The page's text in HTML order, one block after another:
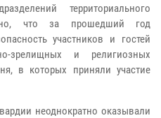
территориального
что за прошедший год
участников и гостей
зрелищных и религиозных
в которых приняли участие
неоднократно оказывали